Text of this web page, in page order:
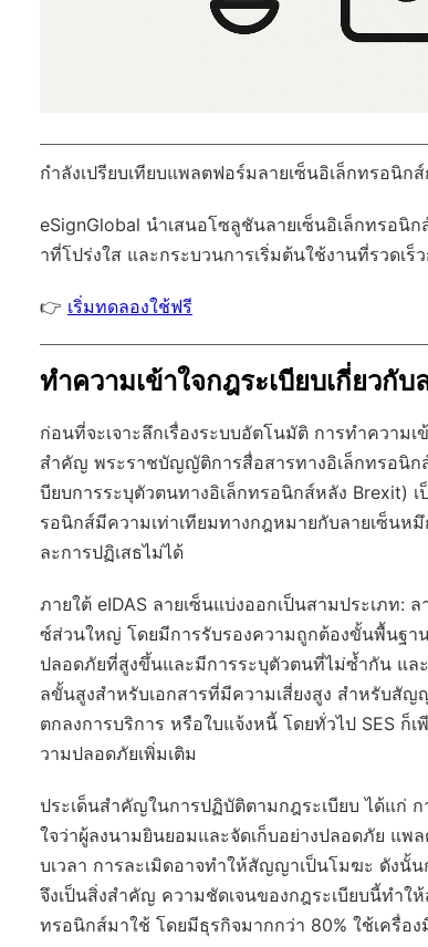
กำลังเปรียบเทียบแพลตฟอร์มลายเซ็นอิเล็กทรอนิ
eSignGlobal นำเสนอโซลูชันลายเซ็นอิเล็กทรอนิ
าที่โปร่งใส และกระบวนการเริ่มต้นใช้งานที่รวดเร็
👉 เริ่มทดลองใช้ฟรี
ทำความเข้าใจกฎระเบียบเกี่ยวกั
ก่อนที่จะเจาะลึกเรื่องระบบอัตโนมัติ การทำความ
สำคัญ พระราชบัญญัติการสื่อสารทางอิเล็กทรอนิก
บียบการระบุตัวตนทางอิเล็กทรอนิกส์หลัง Brexit)
รอนิกส์มีความเท่าเทียมทางกฎหมายกับลายเซ็นห
ละการปฏิเสธไม่ได้
ภายใต้ eIDAS ลายเซ็นแบ่งออกเป็นสามประเภท:
ซ์ส่วนใหญ่ โดยมีการรับรองความถูกต้องขั้นพื้นฐา
ปลอดภัยที่สูงขึ้นและมีการระบุตัวตนที่ไม่ซ้ำกัน แล
ลขั้นสูงสำหรับเอกสารที่มีความเสี่ยงสูง สำหรับสั
ตกลงการบริการ หรือใบแจ้งหนี้ โดยทั่วไป SES ก็
วามปลอดภัยเพิ่มเติม
ประเด็นสำคัญในการปฏิบัติตามกฎระเบียบ ได้แก่
ใจว่าผู้ลงนามยินยอมและจัดเก็บอย่างปลอดภัย แ
บเวลา การละเมิดอาจทำให้สัญญาเป็นโมฆะ ดังนั้
จึงเป็นสิ่งสำคัญ ความชัดเจนของกฎระเบียบนี้ทำ
ทรอนิกส์มาใช้ โดยมีธุรกิจมากกว่า 80% ใช้เครื่